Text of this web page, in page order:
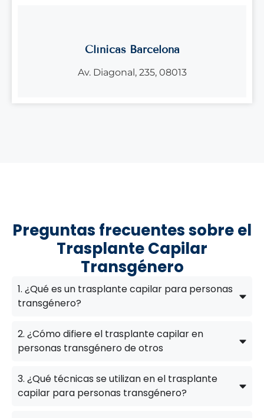
Clínicas Barcelona
Av. Diagonal, 235, 08013
Preguntas frecuentes sobre el
Trasplante Capilar
Transgénero
1. ¿Qué es un trasplante capilar para personas
transgénero?
2. ¿Cómo difiere el trasplante capilar en
personas transgénero de otros
3. ¿Qué técnicas se utilizan en el trasplante
capilar para personas transgénero?